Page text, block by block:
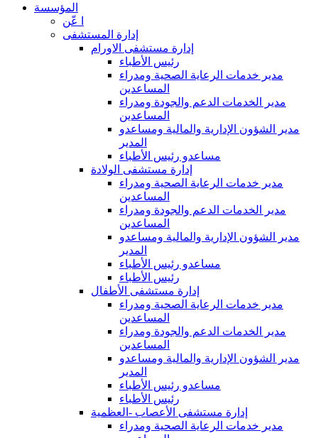
المؤسسة
ا عّن
إدارة المستشفى
إدارة مستشفى الاورام
رئيس الأطباء
مدير خدمات الرعاية الصحية ومدراء
المساعدين
مدير الخدمات الدعم والجودة ومدراء
المساعدين
مدير الشؤون الإدارية والمالية ومساعدو
المدير
مساعدو رئيس الأطباء
إدارة مستشفى الولادة
مدير خدمات الرعاية الصحية ومدراء
المساعدين
مدير الخدمات الدعم والجودة ومدراء
المساعدين
مدير الشؤون الإدارية والمالية ومساعدو
المدير
مساعدو رئيس الأطباء
رئيس الأطباء
إدارة مستشفى الأطفال
مدير خدمات الرعاية الصحية ومدراء
المساعدين
مدير الخدمات الدعم والجودة ومدراء
المساعدين
مدير الشؤون الإدارية والمالية ومساعدو
المدير
مساعدو رئيس الأطباء
رئيس الأطباء
إدارة مستشفى الأعصاب -العظمية
مدير خدمات الرعاية الصحية ومدراء